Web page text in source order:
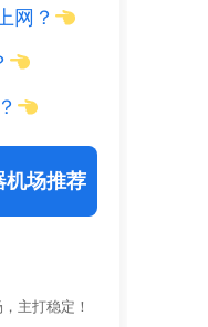
网？
场推荐
主打稳定！